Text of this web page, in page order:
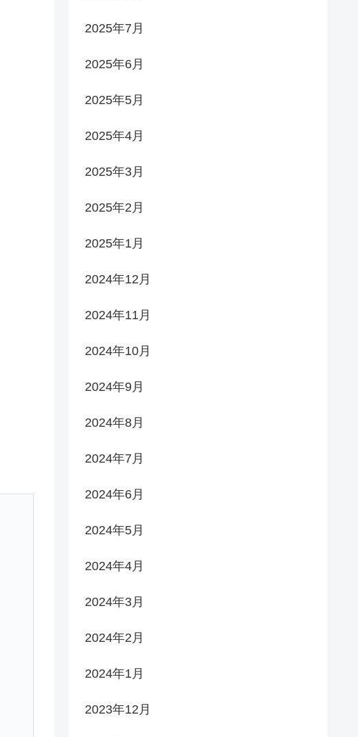
2025年7月
2025年6月
2025年5月
2025年4月
2025年3月
2025年2月
2025年1月
2024年12月
2024年11月
2024年10月
2024年9月
2024年8月
2024年7月
2024年6月
2024年5月
2024年4月
2024年3月
2024年2月
2024年1月
2023年12月